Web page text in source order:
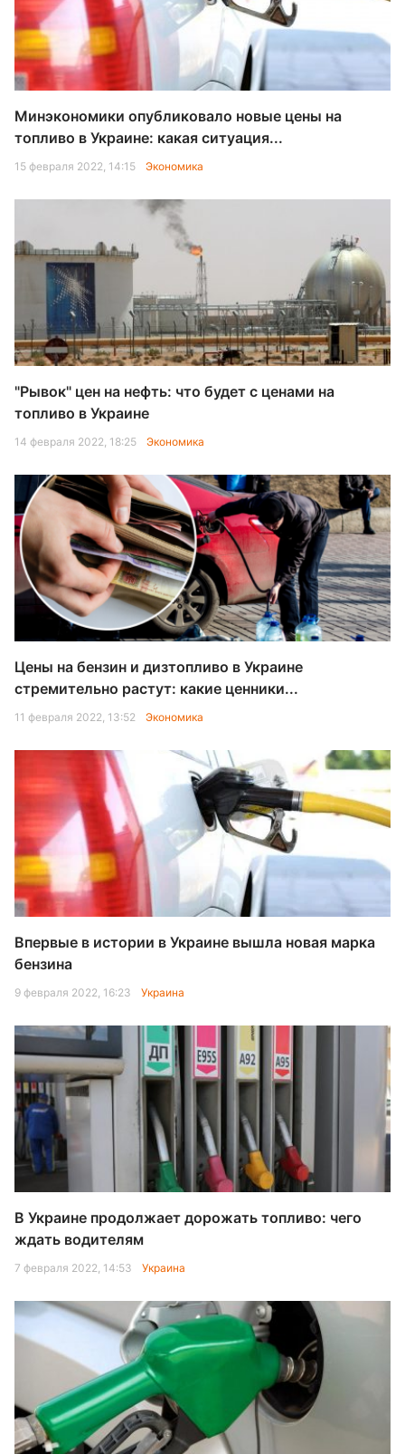
Минэкономики опубликовало новые цены на
топливо в Украине: какая ситуация...
15 февраля 2022, 14:15 Экономика
"Рывок" цен на нефть: что будет с ценами на
топливо в Украине
14 февраля 2022, 18:25 Экономика
Цены на бензин и дизтопливо в Украине
стремительно растут: какие ценники...
11 февраля 2022, 13:52 Экономика
Впервые в истории в Украине вышла новая марка
бензина
9 февраля 2022, 16:23 Украина
В Украине продолжает дорожать топливо: чего
ждать водителям
7 февраля 2022, 14:53 Украина